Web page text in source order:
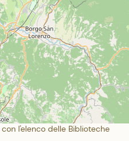
l'elenco delle Biblioteche